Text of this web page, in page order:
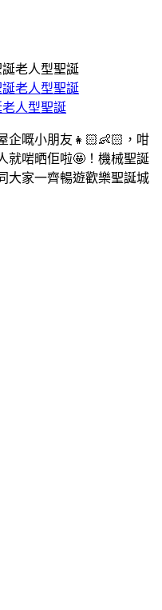
老人型聖誕
企嘅小朋友👧🏻👶🏻，咁
就啱晒佢啦🤩！機械聖誕
大家一齊暢遊歡樂聖誕城